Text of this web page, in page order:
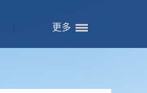
更多